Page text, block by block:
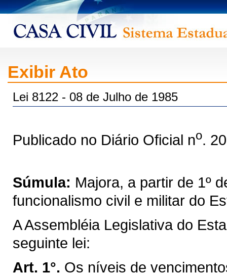
Exibir Ato
Lei 8122 - 08 de Julho de 1985
Publicado no Diário Oficial no.
Súmula: Majora, a partir de 1º
funcionalismo civil e militar do
A Assembléia Legislativa do
seguinte lei:
Art. 1°. Os níveis de